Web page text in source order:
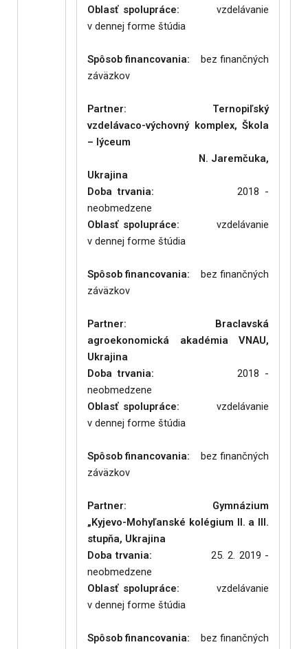
Oblasť spolupráce: vzdelávanie
v dennej forme štúdia
Spôsob financovania: bez finančných
záväzkov
Partner: Ternopiľský
vzdelávaco-výchovný komplex, Škola
– lýceum
N. Jaremčuka,
Ukrajina
Doba trvania:2018 -
neobmedzene
Oblasť spolupráce: vzdelávanie
v dennej forme štúdia
Spôsob financovania: bez finančných
záväzkov
Partner: Braclavská
agroekonomická akadémia VNAU,
Ukrajina
Doba trvania:2018 -
neobmedzene
Oblasť spolupráce: vzdelávanie
v dennej forme štúdia
Spôsob financovania: bez finančných
záväzkov
Partner: Gymnázium
„Kyjevo-Mohyľanské kolégium II. a III.
stupňa, Ukrajina
Doba trvania: 25. 2. 2019 -
neobmedzene
Oblasť spolupráce: vzdelávanie
v dennej forme štúdia
Spôsob financovania: bez finančných